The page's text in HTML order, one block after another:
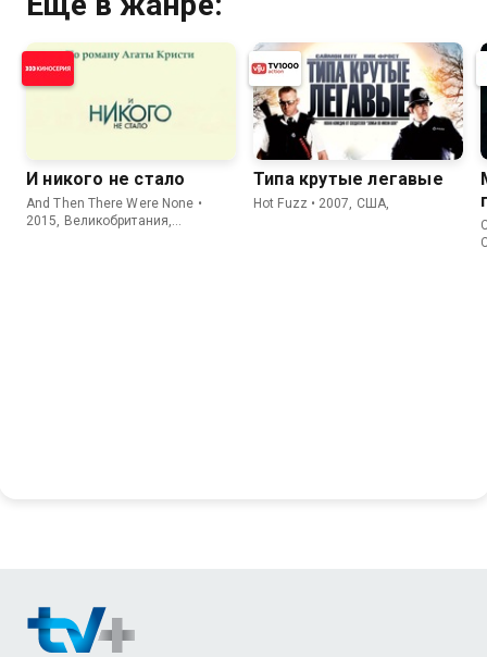
И никого не стало
And Then There Were None •
2015, Великобритания,
Типа крутые легавые
Hot Fuzz • 2007, США,